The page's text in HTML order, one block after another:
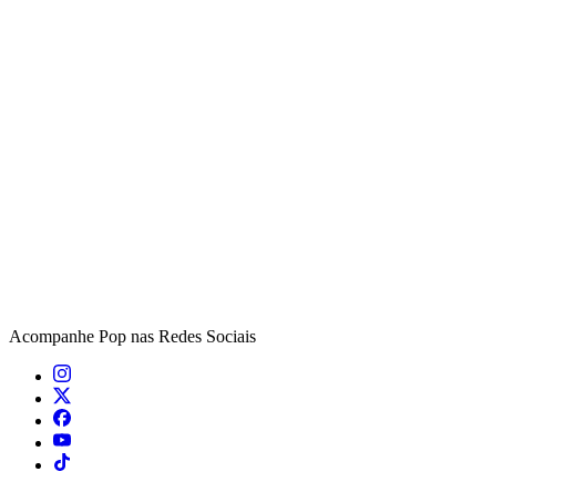
Acompanhe Pop nas Redes Sociais